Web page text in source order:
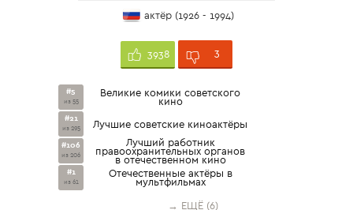
актёр (1926 - 1994)
3938 3
#5
из 55
Великие комики советского
кино
#21
из 295 Лучшие советские киноактёры
#106
из 206
Лучший работник
правоохранительных органов
в отечественном кино
#1
из 61
Отечественные актёры в
мультфильмах
→ ЕЩЁ (6)